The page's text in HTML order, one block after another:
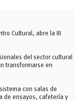
Cultural, abre la III
del sector cultural
transformarse en
con salas de
de ensayos, cafetería y